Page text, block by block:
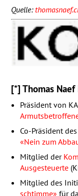
Quelle:
[*] Thomas
Präsident von
Co-Präsident
«Nein zum
Mitglied der
Ausgesteuerte(
Mitglied des
schtimme» für